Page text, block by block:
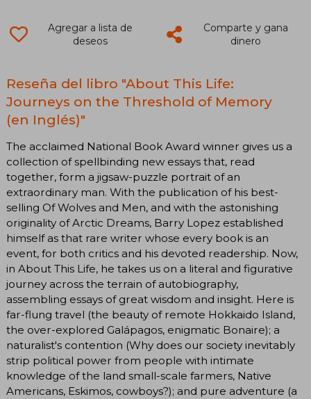
Agregar a lista de
deseos
Comparte y gana
dinero
Reseña del libro "About This Life:
Journeys on the Threshold of Memory
(en Inglés)"
The acclaimed National Book Award winner gives us a
collection of spellbinding new essays that, read
together, form a jigsaw-puzzle portrait of an
extraordinary man. With the publication of his best-
selling Of Wolves and Men, and with the astonishing
originality of Arctic Dreams, Barry Lopez established
himself as that rare writer whose every book is an
event, for both critics and his devoted readership. Now,
in About This Life, he takes us on a literal and figurative
journey across the terrain of autobiography,
assembling essays of great wisdom and insight. Here is
far-flung travel (the beauty of remote Hokkaido Island,
the over-explored Galápagos, enigmatic Bonaire); a
naturalist's contention (Why does our society inevitably
strip political power from people with intimate
knowledge of the land small-scale farmers, Native
Americans, Eskimos, cowboys?); and pure adventure (a